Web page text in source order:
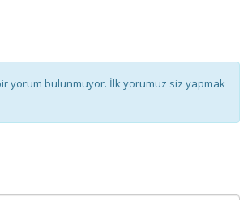
yorum bulunmuyor. İlk yorumuz siz yapmak